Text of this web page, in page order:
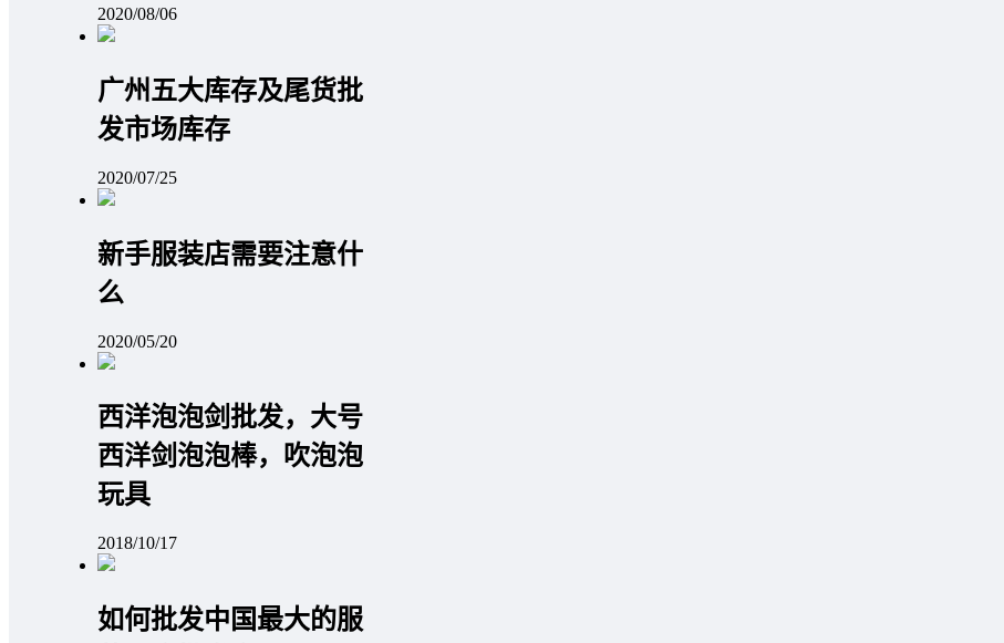
2020/08/06
广州五大库存及尾货批
发市场库存
2020/07/25
新手服装店需要注意什
么
2020/05/20
西洋泡泡剑批发，大号
西洋剑泡泡棒，吹泡泡
玩具
2018/10/17
如何批发中国最大的服